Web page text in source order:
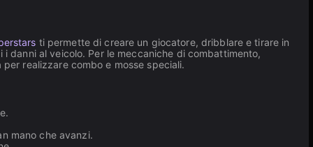
ti permette di creare un giocatore, dribblare e tirare in
danni al veicolo. Per le meccaniche di combattimento,
realizzare combo e mosse speciali.
mano che avanzi.